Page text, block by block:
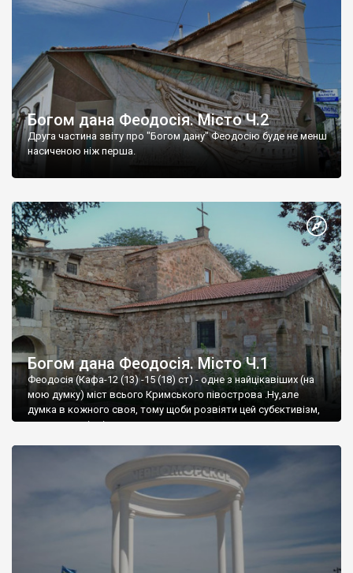
Богом дана Феодосія. Місто Ч.2
Друга частина звіту про "Богом дану" Феодосію буде не менш
насиченою ніж перша.
Богом дана Феодосія. Місто Ч.1
Феодосія (Кафа-12 (13) -15 (18) ст) - одне з найцікавіших (на
мою думку) міст всього Кримського півострова .Ну,але
думка в кожного своя, тому щоби розвіяти цей субєктивізм,
запрошую відвідати це